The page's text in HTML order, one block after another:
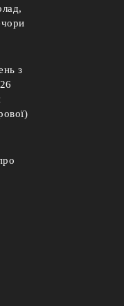
з